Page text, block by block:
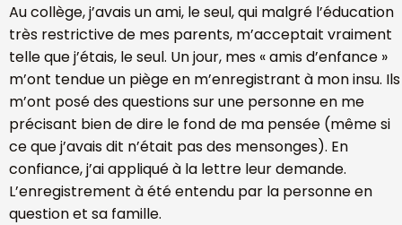
Au collège, j’avais un ami, le seul, qui malgré l’éducation
très restrictive de mes parents, m’acceptait vraiment
telle que j’étais, le seul. Un jour, mes « amis d’enfance »
m’ont tendue un piège en m’enregistrant à mon insu. Ils
m’ont posé des questions sur une personne en me
précisant bien de dire le fond de ma pensée (même si
ce que j’avais dit n’était pas des mensonges). En
confiance, j’ai appliqué à la lettre leur demande.
L’enregistrement à été entendu par la personne en
question et sa famille.